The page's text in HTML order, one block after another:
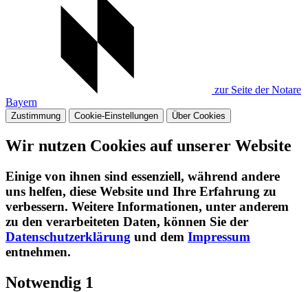
zur Seite der Notare
Bayern
Zustimmung Cookie-Einstellungen Über Cookies
Wir nutzen Cookies auf unserer Website
Einige von ihnen sind essenziell, während andere
uns helfen, diese Website und Ihre Erfahrung zu
verbessern. Weitere Informationen, unter anderem
zu den verarbeiteten Daten, können Sie der
Datenschutzerklärung und dem Impressum
entnehmen.​
Notwendig 1